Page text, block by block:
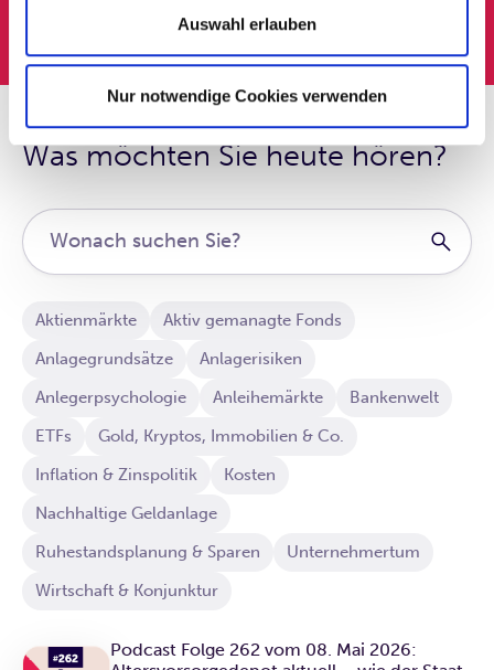
Auswahl erlauben
Nur notwendige Cookies verwenden
Jetzt reinhören
Was möchten Sie heute hören?
Aktienmärkte
Aktiv gemanagte Fonds
Anlagegrundsätze
Anlagerisiken
Anlegerpsychologie
Anleihemärkte
Bankenwelt
ETFs
Gold, Kryptos, Immobilien & Co.
Inflation & Zinspolitik
Kosten
Nachhaltige Geldanlage
Ruhestandsplanung & Sparen
Unternehmertum
Wirtschaft & Konjunktur
Podcast Folge 262 vom 08. Mai 2026: